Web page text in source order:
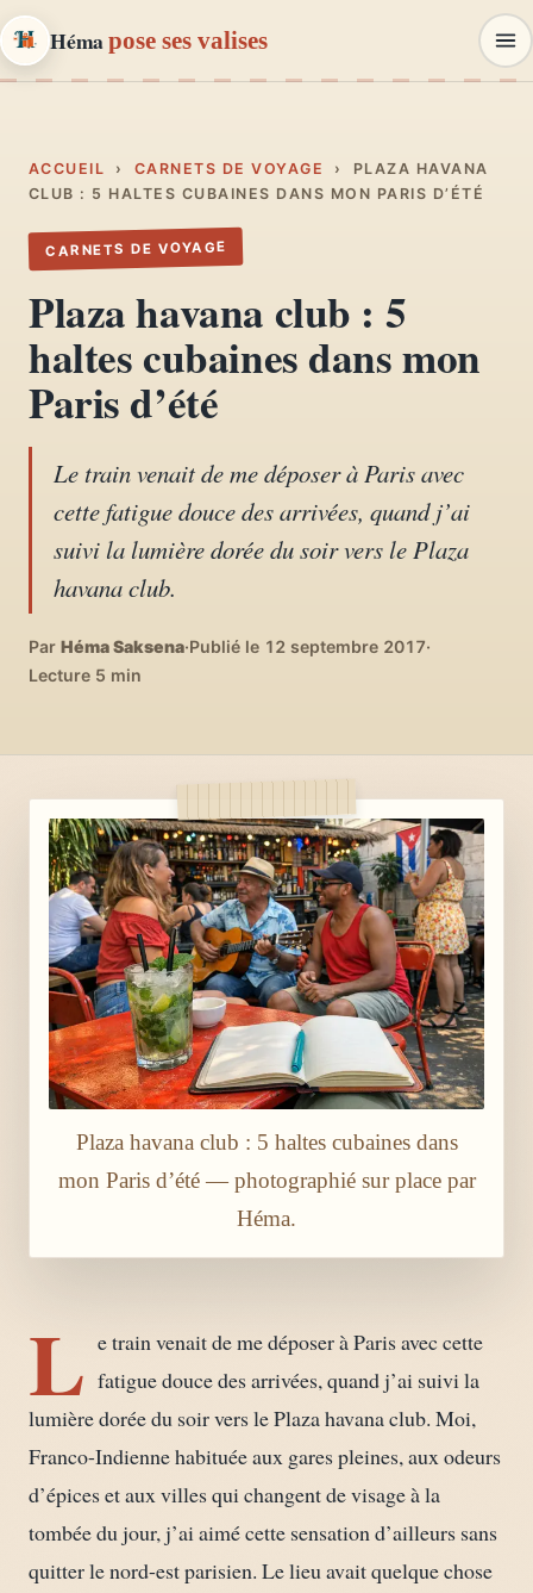
Hémapose ses valises
01 Carnets de voyage
Récits, road-trips, itinéraires
Escapades en France
Provence, Paris, Marseille…
Looks, dressing, inspirations
04 Lifestyle & déco
DIY, intérieurs, bonheur
05
Cuisines voyageuses
Qui est Héma ?
ACCUEIL › CARNETS DE VOYAGE › PLAZA HAVANA
CLUB : 5 HALTES CUBAINES DANS MON PARIS D’ÉTÉ
CARNETS DE VOYAGE
Plaza havana club : 5
haltes cubaines dans mon
Paris d’été
Le train venait de me déposer à Paris avec
cette fatigue douce des arrivées, quand j’ai
suivi la lumière dorée du soir vers le Plaza
havana club.
Par Héma Saksena·Publié le 12 septembre 2017·
Lecture 5 min
Plaza havana club : 5 haltes cubaines dans
mon Paris d’été — photographié sur place par
Héma.
L e train venait de me déposer à Paris avec cette
fatigue douce des arrivées, quand j’ai suivi la
lumière dorée du soir vers le Plaza havana club. Moi,
Franco-Indienne habituée aux gares pleines, aux odeurs
d’épices et aux villes qui changent de visage à la
tombée du jour, j’ai aimé cette sensation d’ailleurs sans
quitter le nord-est parisien. Le lieu avait quelque chose